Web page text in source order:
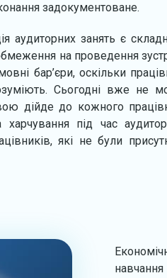
задокументоване.
аудиторних занять є
на проведення
бар’єри, оскільки
Сьогодні вже не
дійде до кожного
під час
які не були